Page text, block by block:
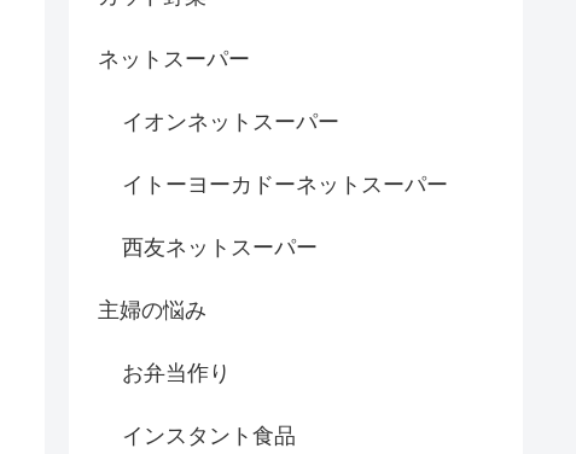
ネットスーパー
イオンネットスーパー
イトーヨーカドーネットスーパー
西友ネットスーパー
主婦の悩み
お弁当作り
インスタント食品